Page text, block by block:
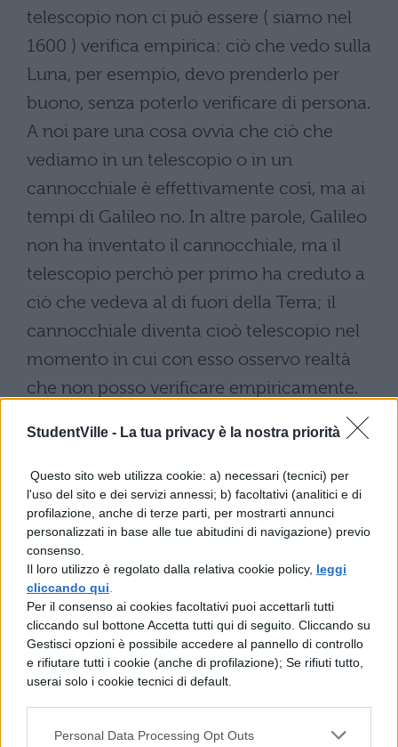
StudentVille - La tua privacy è la nostra priorità
Questo sito web utilizza cookie: a) necessari (tecnici) per
l'uso del sito e dei servizi annessi; b) facoltativi (analitici e di
profilazione, anche di terze parti, per mostrarti annunci
personalizzati in base alle tue abitudini di navigazione) previo
consenso.
Il loro utilizzo è regolato dalla relativa cookie policy, leggi
cliccando qui
Per il consenso ai cookies facoltativi puoi accettarli tutti
cliccando sul bottone Accetta tutti qui di seguito. Cliccando su
Gestisci opzioni è possibile accedere al pannello di controllo
e rifiutare tutti i cookie (anche di profilazione); Se rifiuti tutto,
userai solo i cookie tecnici di default.
Personal Data Processing Opt Outs
telescopio non ci può essere ( siamo nel
1600 ) verifica empirica: ciò che vedo sulla
Luna, per esempio, devo prenderlo per
buono, senza poterlo verificare di persona.
A noi pare una cosa ovvia che ciò che
vediamo in un telescopio o in un
cannocchiale è effettivamente così, ma ai
tempi di Galileo no. In altre parole, Galileo
non ha inventato il cannocchiale, ma il
telescopio perchò per primo ha creduto a
ciò che vedeva al di fuori della Terra; il
cannocchiale diventa cioò telescopio nel
momento in cui con esso osservo realtà
che non posso verificare empiricamente.
elaborato in modo un pò grossolano da
artigiani olandesi ( molto abili nel produrre
lenti ottiche ); negli stessi anni Keplero, con
cui Galilei era in contatto, aveva elaborato
una teoria ottica per capire quale precisa
combinazione di lenti usare per un
ingrandimento preciso. Gli artigiani
olandesi e Keplero facevano
contemporaneamente e separatamente
unificato. La grande intuizione di Galileo fu